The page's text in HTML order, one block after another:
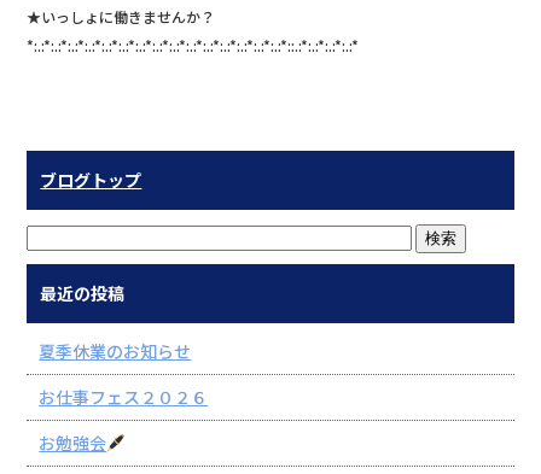
★いっしょに働きませんか？
*:.:*:.:*:.:*:.:*:.:*:.:*:.:*:.:*:.:*:.:*:.:*:.:*:.:*:.:*:.:*::.:*:.:*:.:*:.:*
ブログトップ
最近の投稿
夏季休業のお知らせ
お仕事フェス２０２６
お勉強会